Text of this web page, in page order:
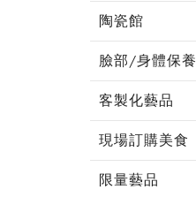
陶瓷館
臉部/身體保養
客製化藝品
現場訂購美食
限量藝品